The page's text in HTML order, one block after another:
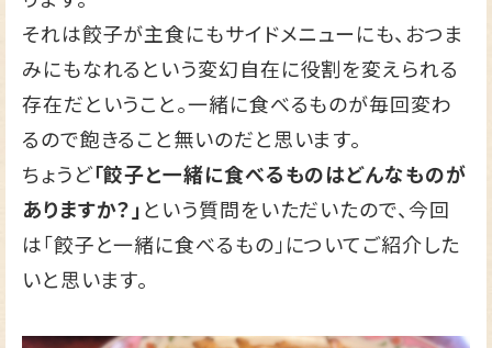
それは餃子が主食にもサイドメニューにも、おつま
みにもなれるという変幻自在に役割を変えられる
存在だということ。一緒に食べるものが毎回変わ
るので飽きること無いのだと思います。
ちょうど「餃子と一緒に食べるものはどんなものが
ありますか？」という質問をいただいたので、今回
は「餃子と一緒に食べるもの」についてご紹介した
いと思います。